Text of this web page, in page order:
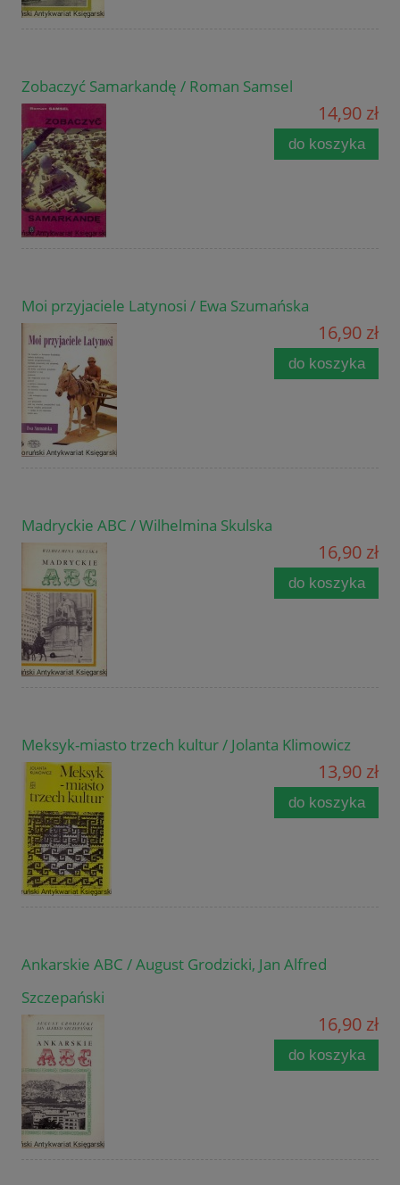
Zobaczyć Samarkandę / Roman Samsel
14,90 zł
do koszyka
Moi przyjaciele Latynosi / Ewa Szumańska
16,90 zł
do koszyka
Madryckie ABC / Wilhelmina Skulska
16,90 zł
do koszyka
Meksyk-miasto trzech kultur / Jolanta Klimowicz
13,90 zł
do koszyka
Ankarskie ABC / August Grodzicki, Jan Alfred
Szczepański
16,90 zł
do koszyka